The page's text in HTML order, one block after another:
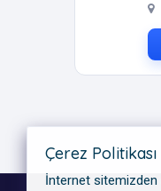
Çerez Politikası
İnternet sitemizden